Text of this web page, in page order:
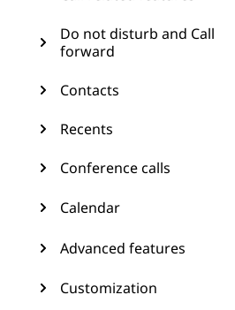
Do not disturb and Call
forward
Contacts
Recents
Conference calls
Calendar
Advanced features
Customization